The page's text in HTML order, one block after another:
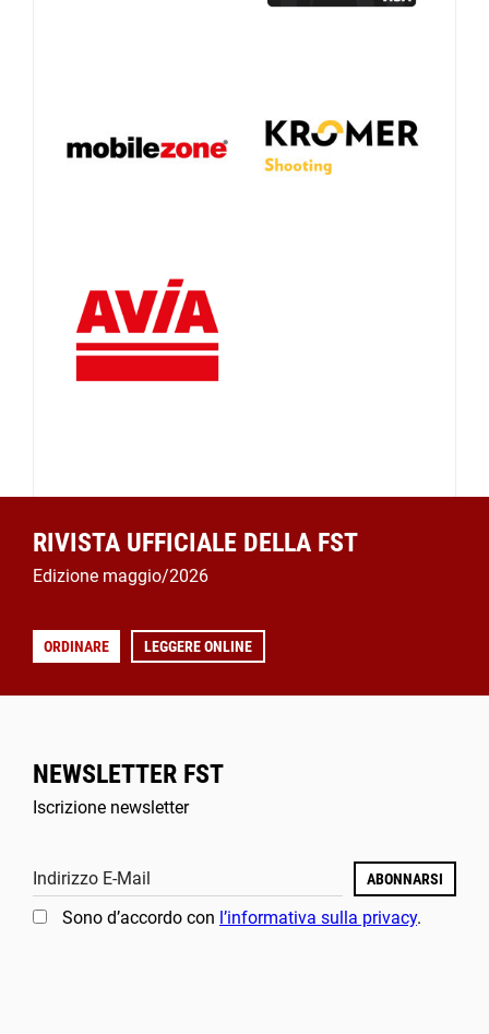
RIVISTA UFFICIALE DELLA FST
Edizione maggio/2026
ORDINARE LEGGERE ONLINE
NEWSLETTER FST
Iscrizione newsletter
Indirizzo E-Mail ABONNARSI
Sono d’accordo con l’informativa sulla privacy.